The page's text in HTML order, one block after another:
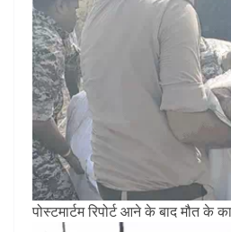
पोस्टमार्टम रिपोर्ट आने के बाद मौत के